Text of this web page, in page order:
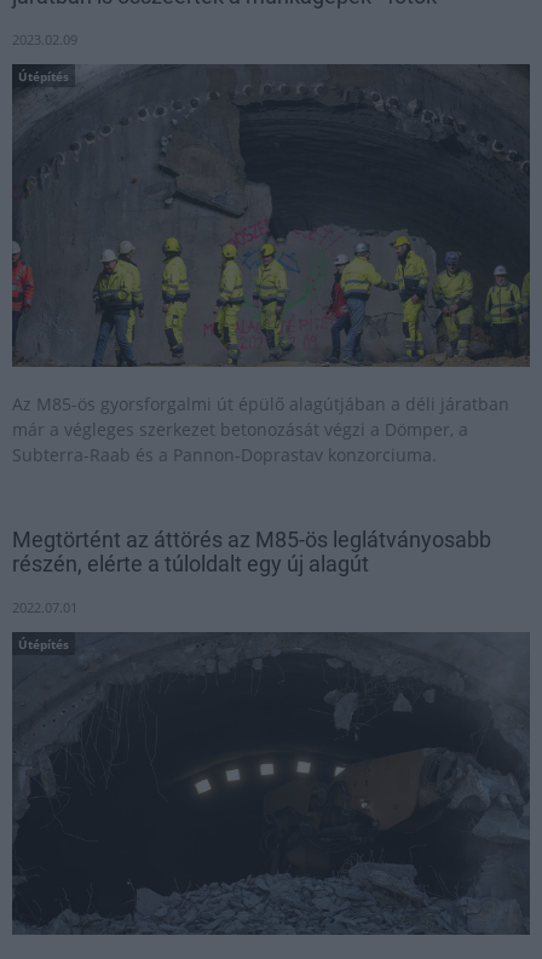
2023.02.09
Útépítés
Az M85-ös gyorsforgalmi út épülő alagútjában a déli járatban
már a végleges szerkezet betonozását végzi a Dömper, a
Subterra-Raab és a Pannon-Doprastav konzorciuma.
Megtörtént az áttörés az M85-ös leglátványosabb
részén, elérte a túloldalt egy új alagút
2022.07.01
Útépítés